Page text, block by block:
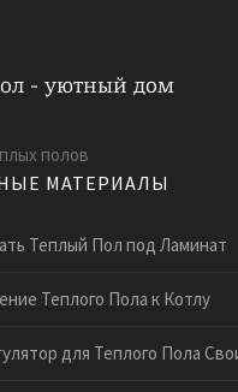
полов
МАТЕРИАЛЫ
Теплый Пол под Ламинат
Теплого Пола к Котлу
для Теплого Пола